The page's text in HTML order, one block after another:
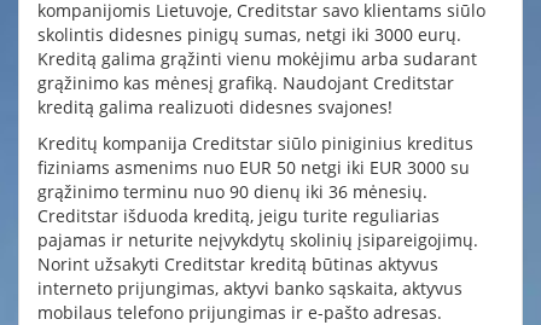
kompanijomis Lietuvoje, Creditstar savo klientams siūlo
skolintis didesnes pinigų sumas, netgi iki 3000 eurų.
Kreditą galima grąžinti vienu mokėjimu arba sudarant
grąžinimo kas mėnesį grafiką. Naudojant Creditstar
kreditą galima realizuoti didesnes svajones!
Kreditų kompanija Creditstar siūlo piniginius kreditus
fiziniams asmenims nuo EUR 50 netgi iki EUR 3000 su
grąžinimo terminu nuo 90 dienų iki 36 mėnesių.
Creditstar išduoda kreditą, jeigu turite reguliarias
pajamas ir neturite neįvykdytų skolinių įsipareigojimų.
Norint užsakyti Creditstar kreditą būtinas aktyvus
interneto prijungimas, aktyvi banko sąskaita, aktyvus
mobilaus telefono prijungimas ir e-pašto adresas.